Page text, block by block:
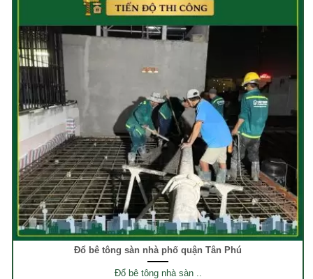
Đổ bê tông sàn nhà phố quận Tân Phú
Đổ bê tông nhà sàn ..